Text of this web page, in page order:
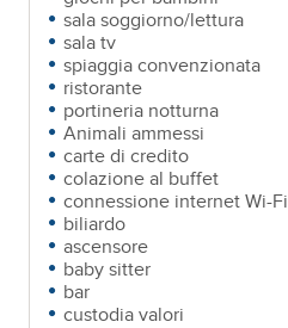
sala soggiorno/lettura
sala tv
spiaggia convenzionata
ristorante
portineria notturna
Animali ammessi
carte di credito
colazione al buffet
connessione internet Wi-Fi
biliardo
ascensore
baby sitter
bar
custodia valori